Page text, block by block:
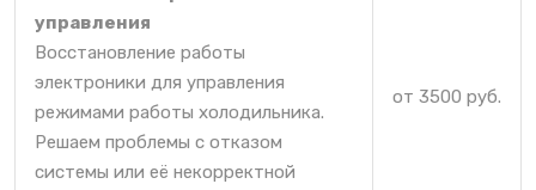
управления
Восстановление работы
электроники для управления
режимами работы холодильника.
Решаем проблемы с отказом
системы или её некорректной
от 3500 руб.